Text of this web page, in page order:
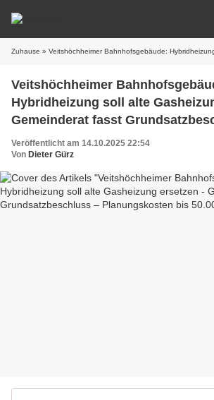
Zuhause » Veitshöchheimer Bahnhofsgebäude: Hybridheizung soll alte Gasheizung ersetzen - Gemeinderat fasst
Veitshöchheimer
Hybridheizung soll alte
Gemeinderat fasst
Planungskosten bis 50.000 Euro
Veröffentlicht am 14.10.2025 22:54
Von Dieter Gürz